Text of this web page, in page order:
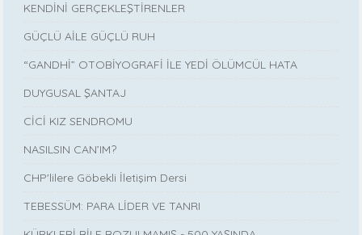
KENDİNİ GERÇEKLEŞTİRENLER
GÜÇLÜ AİLE GÜÇLÜ RUH
“GANDHİ” OTOBİYOGRAFİ İLE YEDİ ÖLÜMCÜL HATA
DUYGUSAL ŞANTAJ
CİCİ KIZ SENDROMU
NASILSIN CAN’IM?
CHP'lilere Göbekli İletişim Dersi
TEBESSÜM: PARA LİDER VE TANRI